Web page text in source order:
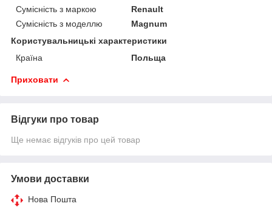
Сумісність з маркою
Renault
Сумісність з моделлю
Magnum
Користувальницькі характеристики
Країна
Польща
Приховати
Відгуки про товар
Ще немає відгуків про цей товар
Умови доставки
Нова Пошта